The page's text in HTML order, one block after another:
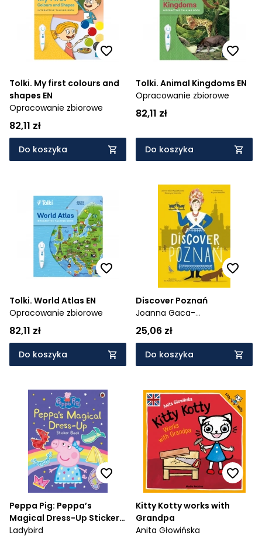
Tolki. My first colours and
shapes EN
Opracowanie zbiorowe
82,11 zł
Do koszyka
Tolki. Animal Kingdoms EN
Opracowanie zbiorowe
82,11 zł
Do koszyka
Tolki. World Atlas EN
Opracowanie zbiorowe
82,11 zł
Do koszyka
Discover Poznań
Joanna Gaca-
Wyczółkowska,
Kamińska,
25,06 zł
Do koszyka
Peppa Pig: Peppa’s
Magical Dress-Up Sticker
Book
Ladybird
Kitty Kotty works with
Grandpa
Anita Głowińska